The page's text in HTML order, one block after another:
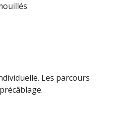
Les parcours